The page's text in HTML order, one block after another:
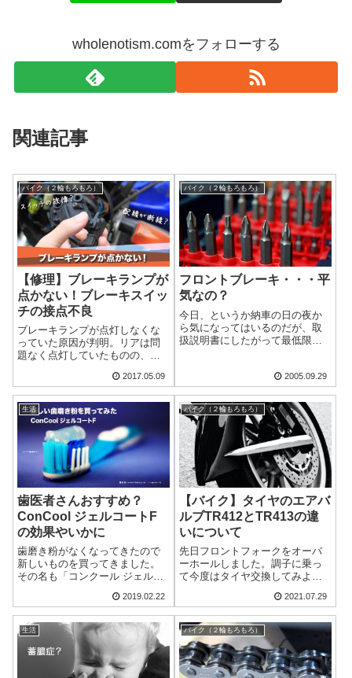
wholenotism.comをフォローする
関連記事
バイク（２輪もろもろ）
【修理】ブレーキランプが
点かない！ブレーキスイッ
チの接点不良
ブレーキランプが点灯しなくな
っていた原因が判明。リアは問
題なく点灯していたものの、フ
応しなかったのですが、結論か
ら言うと、ブレーキランプスイ
ッチ内部の接点不良でした。だ
けどちょっとトリッキーな感じ
だったので、原因...
2017.05.09
バイク（２輪もろもろ）
フロントブレーキ・・・平
気なの？
今日、というか納車の日の夜か
ら気になってはいるのだが、取
扱説明書にしたがって最低限点
にまったく液面らしいものが見
えないのだが・・・。車体を水
平にしても、傾けても、メモリ
の下限どころか、...
2005.09.29
生活
歯医者さんおすすめ？
ConCool ジェルコートF
の効果やいかに
歯磨き粉がなくなってきたので
新しいものを買ってきました。
その名も「コンクール ジェルコ
ル）」多くの歯医者さんオスス
メの歯磨き粉なんだとか。少し
前に名前を聞いて気になってい
たのですがたまたま近所のマツ
キヨで見かけ...
2019.02.22
バイク（２輪もろもろ）
【バイク】タイヤのエアバ
ルブTR412とTR413の違
いについて
先日フロントフォークをオーバ
ーホールしました。調子に乗っ
て今度はタイヤ交換してみよう
で出くわした「エアバルブ/スナ
ップインバルブ」の規格の違い
について。「TR412」と
「TR413」というものが出てく
る。・・・ど...
2021.07.29
生活 バイク（２輪もろもろ）